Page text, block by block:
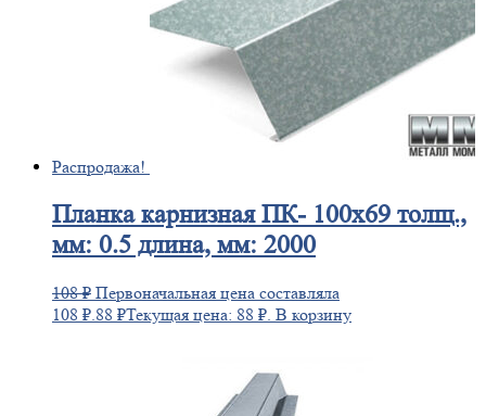
Распродажа!
Планкакарнизная ПК- 100х69 толщ.,
мм: 0.5 длина, мм: 2000
108₽ Первоначальная цена составляла
108 ₽.88 ₽Текущая цена: 88 ₽. В корзину